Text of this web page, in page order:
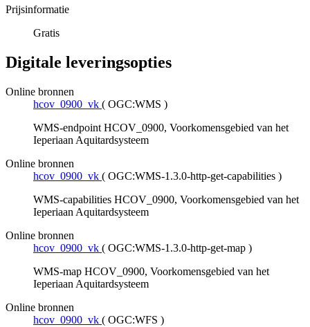
Prijsinformatie
Gratis
Digitale leveringsopties
Online bronnen
hcov_0900_vk ( OGC:WMS )
WMS-endpoint HCOV_0900, Voorkomensgebied van het
Ieperiaan Aquitardsysteem
Online bronnen
hcov_0900_vk ( OGC:WMS-1.3.0-http-get-capabilities )
WMS-capabilities HCOV_0900, Voorkomensgebied van het
Ieperiaan Aquitardsysteem
Online bronnen
hcov_0900_vk ( OGC:WMS-1.3.0-http-get-map )
WMS-map HCOV_0900, Voorkomensgebied van het
Ieperiaan Aquitardsysteem
Online bronnen
hcov_0900_vk ( OGC:WFS )